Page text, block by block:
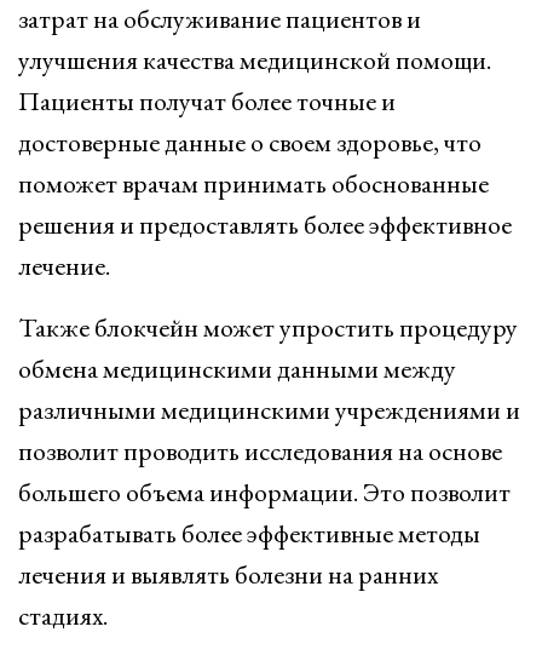
затрат на обслуживание пациентов и
улучшения качества медицинской помощи.
Пациенты получат более точные и
достоверные данные о своем здоровье, что
поможет врачам принимать обоснованные
решения и предоставлять более эффективное
лечение.
Также блокчейн может упростить процедуру
обмена медицинскими данными между
различными медицинскими учреждениями и
позволит проводить исследования на основе
большего объема информации. Это позволит
разрабатывать более эффективные методы
лечения и выявлять болезни на ранних
стадиях.